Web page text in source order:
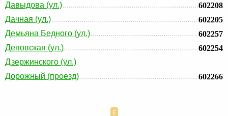
Давыдова (ул.)
602208
Дачная (ул.)
602205
Демьяна Бедного (ул.)
602257
Деповская (ул.)
602254
Дзержинского (ул.)
Дорожный (проезд)
602266
Е